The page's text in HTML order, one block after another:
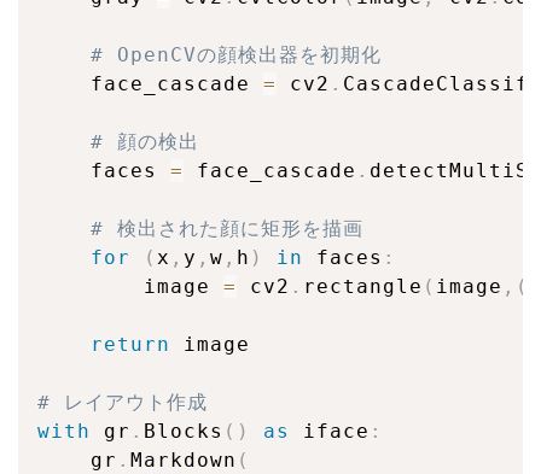
# OpenCVの顔検出器を初期化
    face_cascade
= cv2 .
# 顔の検出
    faces
= face_cascade .
# 検出された顔に矩形を描画
for
( x , y , w , h ) in faces :
        image
= cv2 . rectangle ( image , (
return image
# レイアウト作成
with
gr . Blocks ( ) as iface :
    gr
. Markdown (